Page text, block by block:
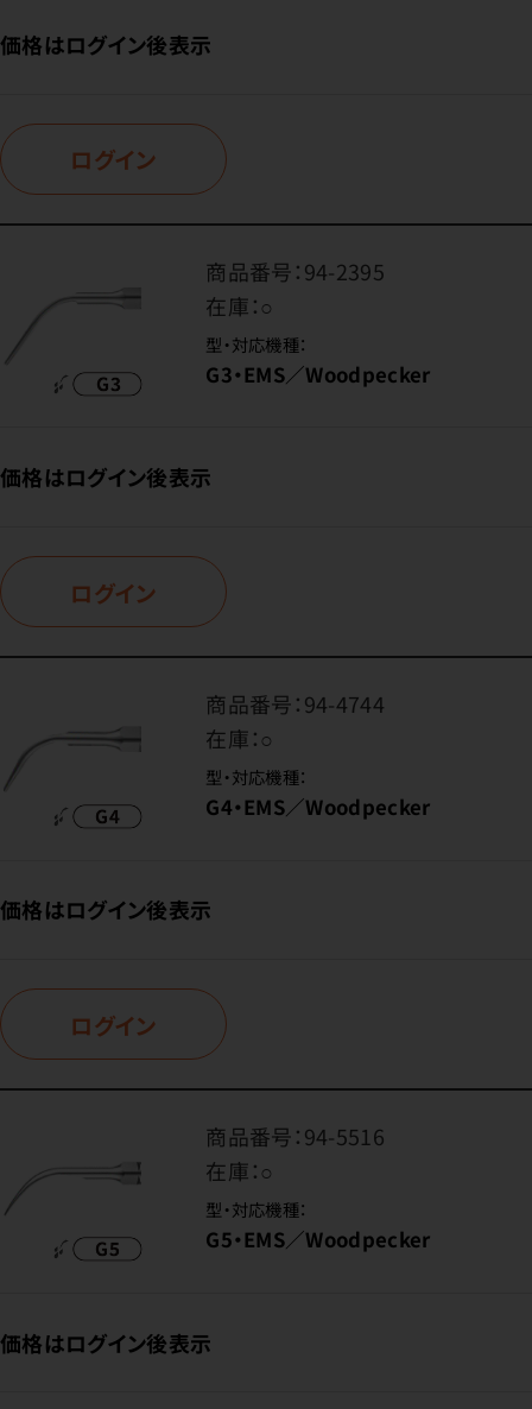
価格はログイン後表示
ログイン
商品番号：94-2395
在庫：○
型・対応機種：
G3・EMS／Woodpecker
価格はログイン後表示
ログイン
商品番号：94-4744
在庫：○
型・対応機種：
G4・EMS／Woodpecker
価格はログイン後表示
ログイン
商品番号：94-5516
在庫：○
型・対応機種：
G5・EMS／Woodpecker
価格はログイン後表示